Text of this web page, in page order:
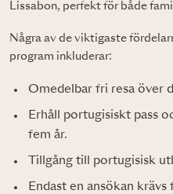
Lissabon, perfekt för både
Några av de viktigaste
program inkluderar:
Omedelbar fri resa över
Erhåll portugisiskt pass
fem år.
Tillgång till portugisisk
Endast en ansökan